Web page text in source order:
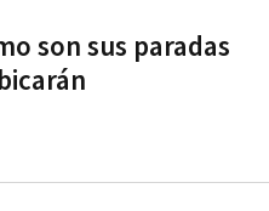
son sus paradas